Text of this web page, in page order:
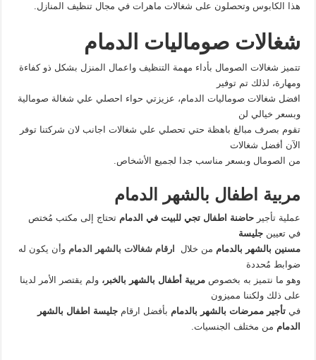
هذا الكابوس وتحصلون على شغالات ماهرات في مجال تنظيف المنازل.
شغالات صوماليات الدمام
تتميز شغالات الصومال بأداء مهمة التنظيف واعمال المنزل بشكل ذو كفاءة
ومهارة، لذلك تم توفير
افضل شغالات صوماليات الدمام، عزيزتي حواء احصلي علي شغالة صومالية
وبسعر خيالي لن
تقوم بصرف مبالغ باهظة حتي تحصلي علي شغالات اجانب لان شركتنا توفر
الآن أفضل شغالات
من الصومال وبسعر مناسب جدا لجميع الأشخاص.
مربية اطفال بالشهر الدمام
عملية تأجير حاضنة اطفال تجي للبيت في الدمامتحتاج إلى مكتب مُختص
في تعيين جليسة
مسنين بالشهر بالدمام من خلال ارقام شغالات بالشهر الدمام وأن يكون له
ضوابط مُحددة
وهو ما نتميز به بخصوص مربية أطفال بالشهر بالخبر،ولم يقتصر الأمر لدينا
على ذلك ولكننا مميزون
في تأجير ممرضات بالشهر بالدمام بأفضل ارقامجليسة اطفال بالشهر
الدمام من مختلف الجنسيات.